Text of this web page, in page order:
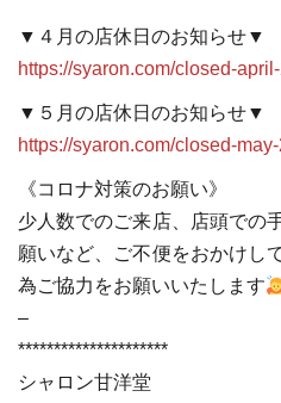
▼４月の店休日のお知らせ▼
https://syaron.com/closed-
▼５月の店休日のお知らせ▼
https://syaron.com/closed-
《コロナ対策のお願い》
少人数でのご来店、店頭での
願いなど、ご不便をおかけし
為ご協力をお願いいたします
–
*********************
シャロン甘洋堂